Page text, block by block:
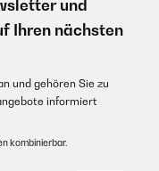
le test des grillades !
di eleganza e
und
Ihren nächsten
und gehören Sie zu
informiert
kombinierbar.